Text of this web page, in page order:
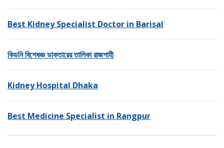
Best Kidney Specialist Doctor in Barisal
কিডনি বিশেষজ্ঞ ডাক্তারের তালিকা রাজশাহী
Kidney Hospital Dhaka
Best Medicine Specialist in Rangpur